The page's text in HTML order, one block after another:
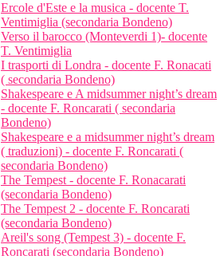
Ercole d'Este e la musica - docente T.
Ventimiglia (secondaria Bondeno)
Verso il barocco (Monteverdi 1)- docente
T. Ventimiglia
I trasporti di Londra - docente F. Ronacati
( secondaria Bondeno)
Shakespeare e A midsummer night’s dream
- docente F. Roncarati ( secondaria
Bondeno)
Shakespeare e a midsummer night’s dream
( traduzioni) - docente F. Roncarati (
secondaria Bondeno)
The Tempest - docente F. Ronacarati
(secondaria Bondeno)
The Tempest 2 - docente F. Roncarati
(secondaria Bondeno)
Areil's song (Tempest 3) - docente F.
Roncarati (secondaria Bondeno)